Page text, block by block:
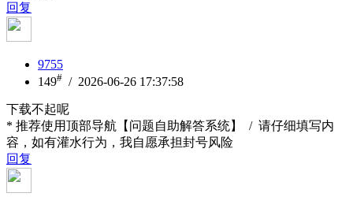
回复
9755
149# / 2026-06-26 17:37:58
下载不起呢
* 推荐使用顶部导航【问题自助解答系统】 / 请仔细填写内
容，如有灌水行为，我自愿承担封号风险
回复